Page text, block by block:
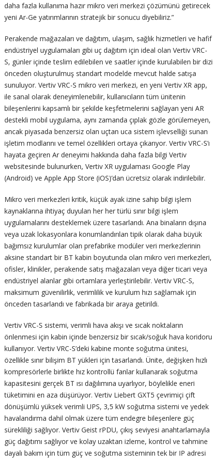
daha fazla kullanıma hazır mikro veri merkezi çözümünü getirecek
yeni Ar-Ge yatırımlarının stratejik bir sonucu diyebiliriz.”
Perakende mağazaları ve dağıtım, ulaşım, sağlık hizmetleri ve hafif
endüstriyel uygulamaları gibi uç dağıtım için ideal olan Vertiv VRC-
S, günler içinde teslim edilebilen ve saatler içinde kurulabilen bir dizi
önceden oluşturulmuş standart modelde mevcut halde satışa
sunuluyor. Vertiv VRC-S mikro veri merkezi, en yeni Vertiv XR app,
ile sanal olarak deneyimlenebilir, kullanıcıların tüm ünitenin
bileşenlerini kapsamlı bir şekilde keşfetmelerini sağlayan yeni AR
destekli mobil uygulama, aynı zamanda çıplak gözle görülemeyen,
ancak piyasada benzersiz olan uçtan uca sistem işlevselliği sunan
işletim modlarını ve temel özellikleri ortaya çıkarıyor. Vertiv VRC-S’ı
hayata geçiren Ar deneyimi hakkında daha fazla bilgi Vertiv
websitesinde bulunurken, Vertiv XR uygulaması Google Play
(Android) ve Apple App Store (iOS)’dan ücretsiz olarak indirilebilir.
Mikro veri merkezleri kritik, küçük ayak izine sahip bilgi işlem
kaynaklarına ihtiyaç duyulan her her türlü sınır bilgi işlem
uygulamalarını desteklemek üzere tasarlandı. Ana binaların dışına
veya uzak lokasyonlara konumlandırılan tipik olarak daha büyük
bağımsız kurulumlar olan prefabrike modüler veri merkezlerinin
aksine standart bir BT kabin boyutunda olan mikro veri merkezleri,
ofisler, klinikler, perakende satış mağazaları veya diğer ticari veya
endüstriyel alanlar gibi ortamlara yerleştirilebilir. Vertiv VRC-S,
maksimum güvenilirlik, verimlilik ve kurulum hızı sağlamak için
önceden tasarlandı ve fabrikada bir araya getirildi.
Vertiv VRC-S sistemi, verimli hava akışı ve sıcak noktaların
önlenmesi için kabin içinde benzersiz bir sıcak/soğuk hava koridoru
kullanıyor. Vertiv VRC-S’deki kabine monte soğutma ünitesi,
özellikle sınır bilişim BT yükleri için tasarlandı. Ünite, değişken hızlı
kompresörlerle birlikte hız kontrollü fanlar kullanarak soğutma
kapasitesini gerçek BT ısı dağılımına uyarlıyor, böylelikle eneri
tüketimini en aza düşürüyor. Vertiv Liebert GXT5 çevrimiçi çift
dönüşümlü yüksek verimli UPS, 3,5 kW soğutma sistemi ve yedek
havalandırma dahil olmak üzere tüm endegre bileşenlere güç
sürekliliği sağlıyor. Vertiv Geist rPDU, çıkış seviyesi anahtarlamayla
güç dağıtımı sağlıyor ve kolay uzaktan izleme, kontrol ve tahmine
dayalı bakım için tüm güç ve soğutma sisteminin tek bir IP adresi